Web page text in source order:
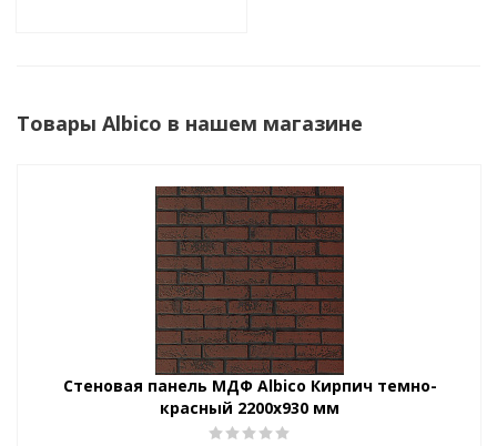
Товары Albico в нашем магазине
Стеновая панель МДФ Albico Кирпич темно-
красный 2200х930 мм